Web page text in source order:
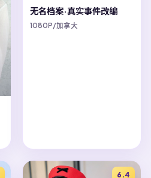
无名档案·真实事件改编
1080P/加拿大
6.4